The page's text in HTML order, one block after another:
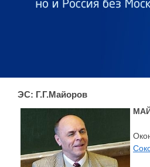
ЭС: Г.Г.Майоров